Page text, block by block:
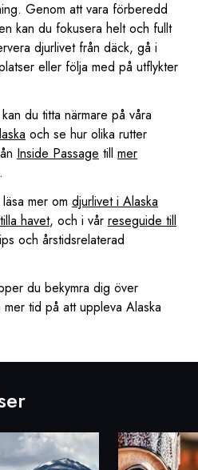
Genom att vara förberedd
kan du fokusera helt och fullt
djurlivet från däck, gå i
eller följa med på utflykter
du titta närmare på våra
och se hur olika rutter
Inside Passage till mer
.
mer om djurlivet i Alaska
havet, och i vår reseguide till
och årstidsrelaterad
du bekymra dig över
tid på att uppleva Alaska